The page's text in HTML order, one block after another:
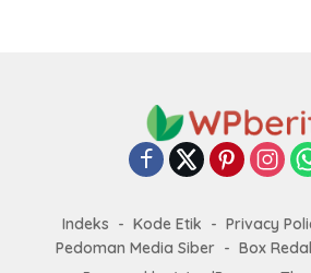
Indeks Kode Etik Privacy
Pedoman Media Siber
Box